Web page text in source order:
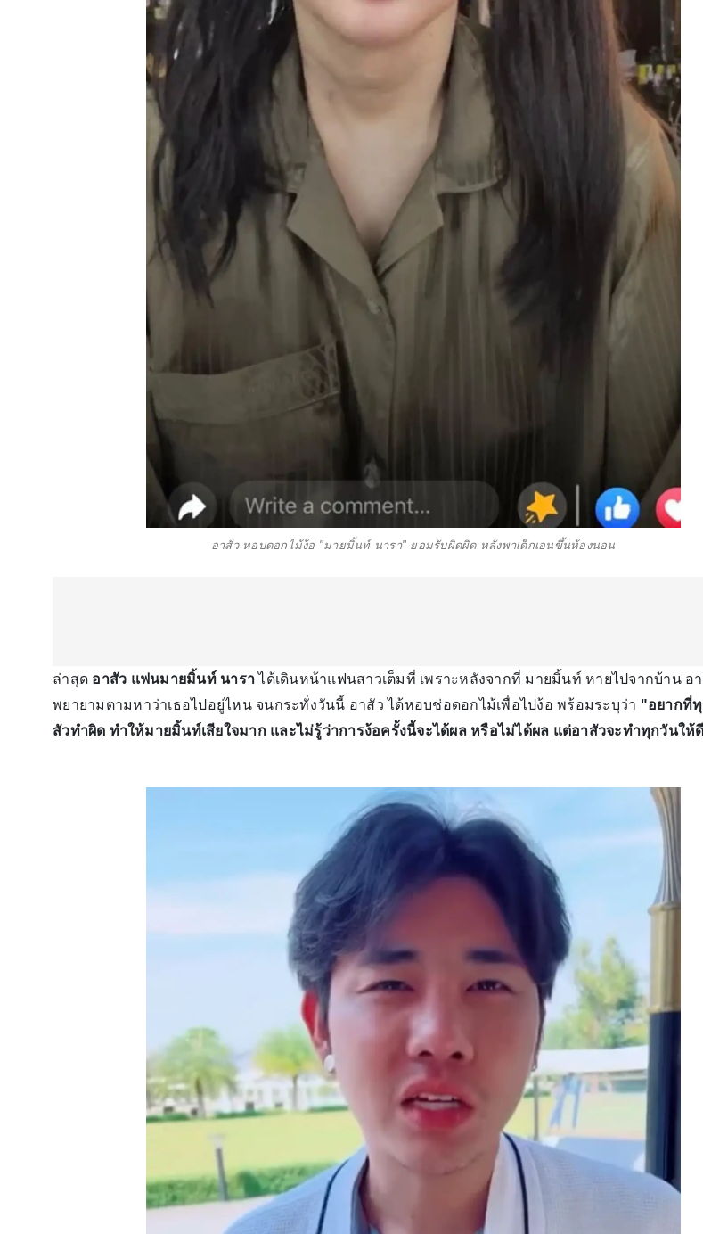
อาสัว หอบดอกไม้ง้อ "มายมิ้นท์ นารา" ยอมรับผิดผิด หลังพาเด็กเอนขึ้นห้องนอน
ล่าสุด อาสัว แฟนมายมิ้นท์ นาราได้เดินหน้าแฟนสาวเต็มที่ เพราะหลังจากที่ มายมิ้นท์ หายไปจากบ้าน อ
พยายามตามหาว่าเธอไปอยู่ไหน จนกระทั่งวันนี้ อาสัว ได้หอบช่อดอกไม้เพื่อไปง้อ พร้อมระบุว่า "อยากที่
สัวทำผิด ทำให้มายมิ้นท์เสียใจมาก และไม่รู้ว่าการง้อครั้งนี้จะได้ผล หรือไม่ได้ผล แต่อาสัวจะทำทุกวันใ